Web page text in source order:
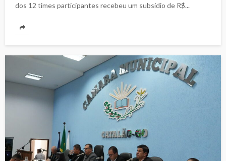
dos 12 times participantes recebeu um subsídio de R$...